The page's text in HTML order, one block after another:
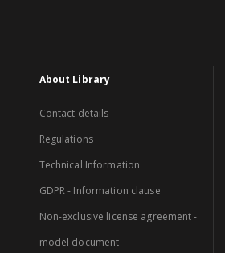
About Library
Contact details
Regulations
Technical Information
GDPR - Information clause
Non-exclusive license agreement -
model document